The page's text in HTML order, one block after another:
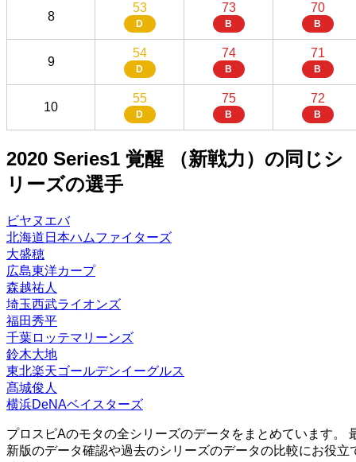
8
53
D
73
B
70
B
9
54
D
74
B
71
B
10
55
D
75
B
72
B
2020 Series1 覚醒 （新戦力）の同じシ
リーズの選手
ビヤヌエバ
北海道日本ハムファイターズ
大盛穂
広島東洋カープ
森越祐人
埼玉西武ライオンズ
福田秀平
千葉ロッテマリーンズ
鈴木大地
東北楽天ゴールデンイーグルス
髙城俊人
横浜DeNAベイスターズ
プロスピAのモタの全シリーズのデータをまとめています。
新版のデータ確認や過去のシリーズのデータの比較にお役立